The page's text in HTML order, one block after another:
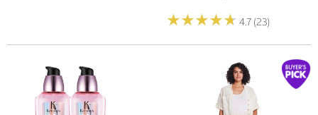
★★★★★
★★★★★ 4.7 (23)